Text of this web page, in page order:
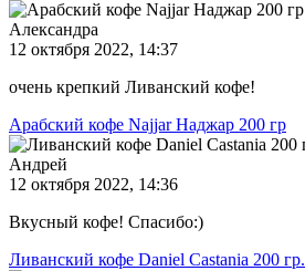
Александра
12 октября 2022, 14:37
очень крепкий Ливанский кофе!
Арабский кофе Najjar Наджар 200 гр
Андрей
12 октября 2022, 14:36
Вкусный кофе! Спасибо:)
Ливанский кофе Daniel Castania 200 гр.